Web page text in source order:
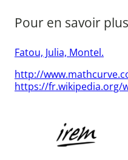
Pour en savoir
Fatou, Julia, Montel.
http://
https://fr.wikipedia.org/